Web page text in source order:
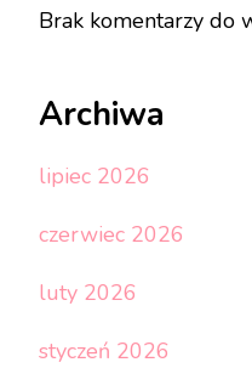
Brak komentarzy do
Archiwa
lipiec 2026
czerwiec 2026
luty 2026
styczeń 2026